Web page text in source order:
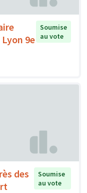
9e
Soumise
au vote
des
Soumise
au vote